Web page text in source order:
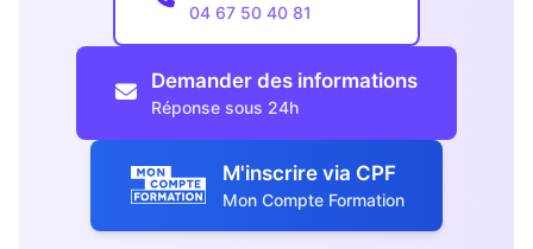
04 67 50 40 81
Demander des informations
Réponse sous 24h
M'inscrire via CPF
Mon Compte Formation